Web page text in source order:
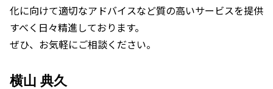
化に向けて適切なアドバイスなど質の高いサービスを提供
すべく日々精進しております。
ぜひ、お気軽にご相談ください。
横山 典久